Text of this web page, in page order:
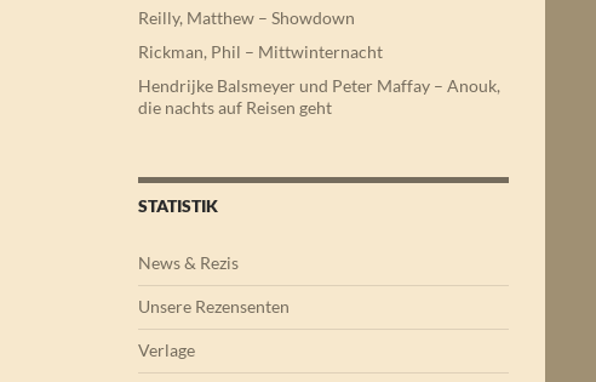
Reilly, Matthew – Showdown
Rickman, Phil – Mittwinternacht
Hendrijke Balsmeyer und Peter Maffay – Anouk,
die nachts auf Reisen geht
STATISTIK
News & Rezis
Unsere Rezensenten
Verlage